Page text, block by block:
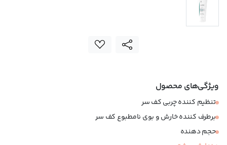
ویژگی‌های محصول
تنظیم کننده چربی کف سر
برطرف کننده خارش و بوی نامطبوع کف سر
حجم دهنده